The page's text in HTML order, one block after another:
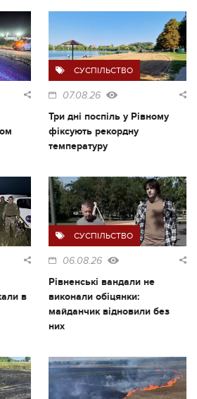
СУСПІЛЬСТВО
07.08.26
Три дні поспіль у Рівному
фіксують рекордну
температуру
в
СУСПІЛЬСТВО
06.08.26
Рівненські вандали не
виконали обіцянки:
майданчик відновили без
них